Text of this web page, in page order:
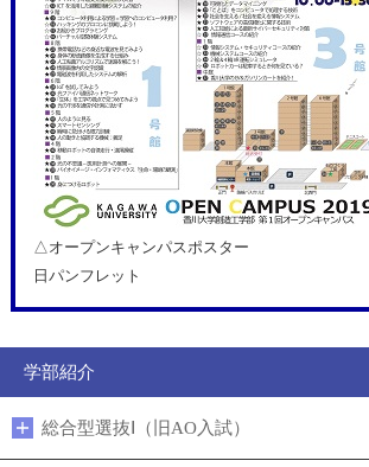
△オープンキャンパスポ
日パンフレット
学部紹介
総合型選抜Ⅰ（旧AO入試）